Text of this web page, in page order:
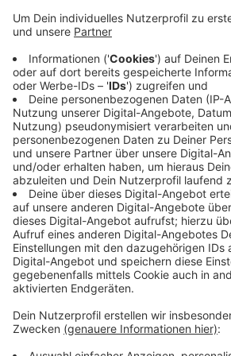
111. Jubiläum, das die Roten
feiern.
Veröffentlicht: Freitag, 21.05.2021 16:48
Anzeige
Die Stadt hat die Genehmigung nach
unterstützt, um dem Verein für sein
gesellschaftliches, kulturelles und
Engagement danken.
Anzeige